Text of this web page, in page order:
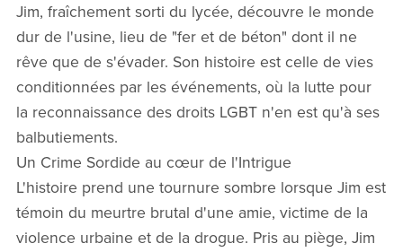
Jim, fraîchement sorti du lycée, découvre le monde
dur de l'usine, lieu de "fer et de béton" dont il ne
rêve que de s'évader. Son histoire est celle de vies
conditionnées par les événements, où la lutte pour
la reconnaissance des droits LGBT n'en est qu'à ses
balbutiements.
Un Crime Sordide au cœur de l'Intrigue
L'histoire prend une tournure sombre lorsque Jim est
témoin du meurtre brutal d'une amie, victime de la
violence urbaine et de la drogue. Pris au piège, Jim